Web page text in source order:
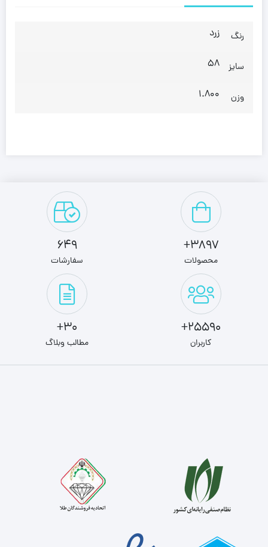
رنگ زرد
سایز 58
وزن 1.800
3897+
محصولات
649
سفارشات
25590+
کاربران
30+
مطالب وبلاگ